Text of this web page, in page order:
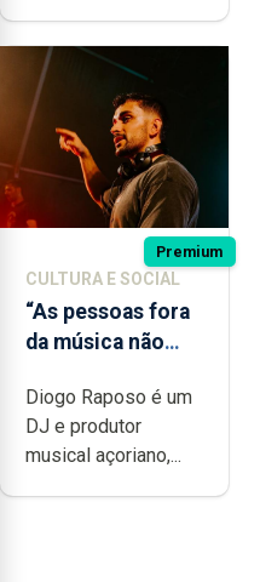
Premium
CULTURA E SOCIAL
“As pessoas fora
da música não
quão difícil é
produzir uma
música”
Diogo Raposo é um
DJ e produtor
musical açoriano,...